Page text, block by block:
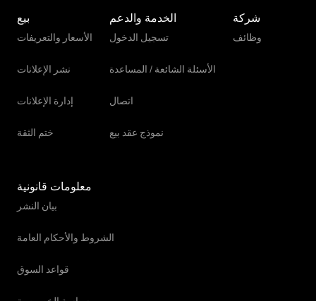
بيع
الأسعار والتعريفات
نشر الإعلانات
إدارة الإعلانات
ختم الثقة
الخدمة والدعم
تسجيل الدخول
الأسئلة الشائعة / المساعدة
اتصال
نموذج عقد بيع
شركة
وظائف
معلومات قانونية
بيان النشر
الشروط والأحكام العامة
قواعد السوق